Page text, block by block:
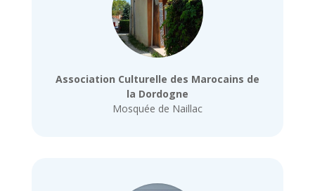
Association Culturelle des Marocains de
la Dordogne
Mosquée de Naillac